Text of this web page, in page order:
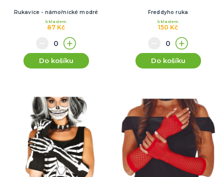
Rukavice - námořnické modré
87 Kč
Skladem
Do košíku
Freddyho ruka
150 Kč
Skladem
Do košíku